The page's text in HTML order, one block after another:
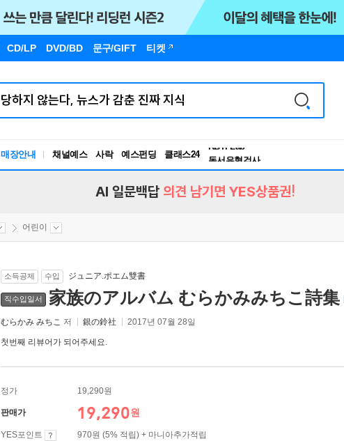
CD/LP DVD/BD 문구/GIFT 티켓
매장안내 채널예스 사락 예스펀딩 클래스24
독서유형검사
AI 일문백답 의견 남기면 YES상품권!
어린이
소득공제 수입 ジュニア.ポエム雙書
직수입일서 家族のアルバム むらかみみちこ詩集
むらかみ みちこ 저 銀の鈴社 2017년 07월 28일
첫번째 리뷰어가 되어주세요.
정가 19,290원
판매가 19,290원
YES포인트
970원 (5% 적립) + 마니아추가적립